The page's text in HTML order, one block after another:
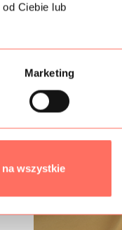
Ciebie lub
Marketing
wszystkie